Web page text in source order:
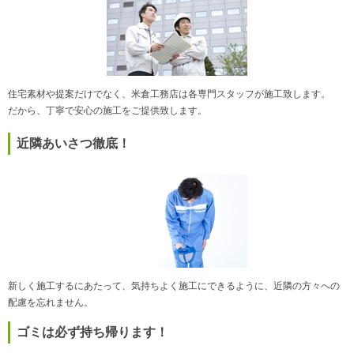
住宅素材や提案だけでなく、米倉工務店は各専門スタッフが施工致します。
だから、丁寧で安心の施工をご提供致します。
近隣あいさつ徹底！
新しく施工するにあたって、気持ちよく施工にできるように、近隣の方々への
配慮を忘れません。
ゴミは必ず持ち帰ります！